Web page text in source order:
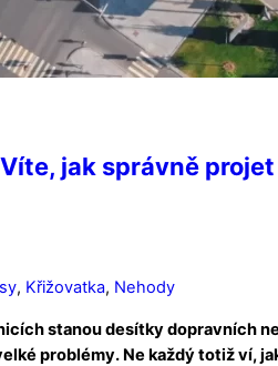
jak správně
, Křižovatka, Nehody
stanou desítky dopravních
problémy. Ne každý totiž ví,